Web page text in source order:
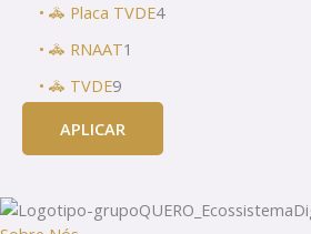
• 🚓 Placa TVDE4
• 🚓 RNAAT1
• 🚓 TVDE9
APLICAR